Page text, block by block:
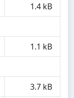
1.4 kB
1.1 kB
3.7 kB